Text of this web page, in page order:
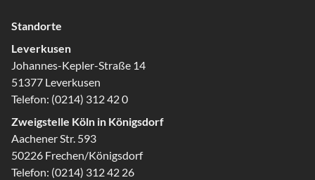
Standorte
Leverkusen
Johannes-Kepler-Straße 14
51377 Leverkusen
Telefon: (0214) 312 42 0
Zweigstelle Köln in Königsdorf
Aachener Str. 593
50226 Frechen/Königsdorf
Telefon: (0214) 312 42 26